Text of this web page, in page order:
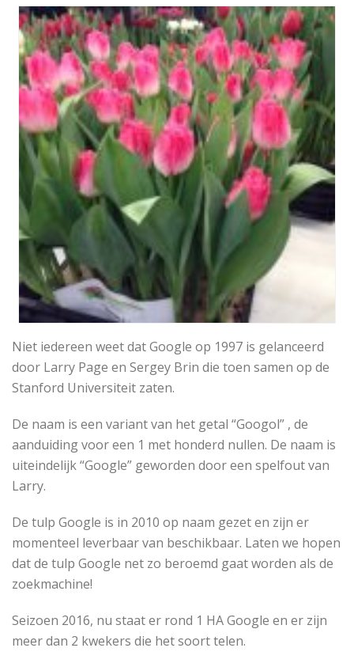
Niet iedereen weet dat Google op 1997 is gelanceerd
door Larry Page en Sergey Brin die toen samen op de
Stanford Universiteit zaten.
De naam is een variant van het getal “Googol” , de
aanduiding voor een 1 met honderd nullen. De naam is
uiteindelijk “Google” geworden door een spelfout van
Larry.
De tulp Google is in 2010 op naam gezet en zijn er
momenteel leverbaar van beschikbaar. Laten we hopen
dat de tulp Google net zo beroemd gaat worden als de
zoekmachine!
Seizoen 2016, nu staat er rond 1 HA Google en er zijn
meer dan 2 kwekers die het soort telen.